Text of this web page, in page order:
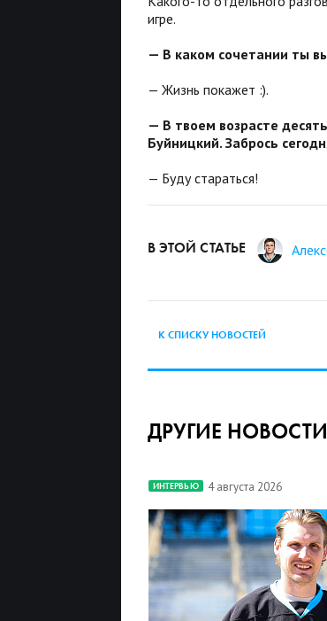
игре.
— В каком сочетании ты
— Жизнь покажет :).
— В твоем возрасте
Буйницкий. Забрось
— Буду стараться!
В ЭТОЙ СТАТЬЕ
К СПИСКУ НОВОСТЕЙ
ДРУГИЕ
ИНТЕРВЬЮ 4 августа 2026